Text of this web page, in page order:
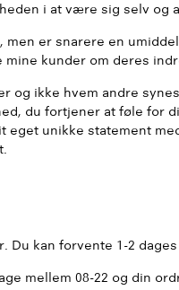
i at være sig selv og
er snarere en
kunder om deres
og ikke hvem andre
du fortjener at føle for
unikke statement
kan forvente 1-2
mellem 08-22 og din